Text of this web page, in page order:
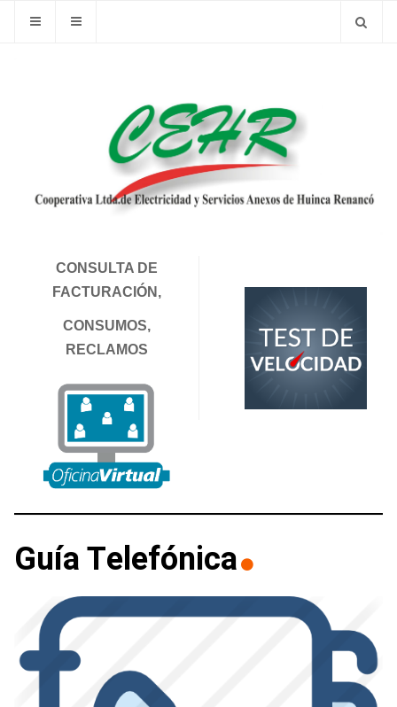
CONSULTA DE
FACTURACIÓN,
CONSUMOS,
RECLAMOS
Guía Telefónica